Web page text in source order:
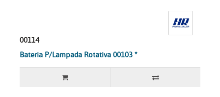
00114
Bateria P/Lampada Rotativa 00103 *